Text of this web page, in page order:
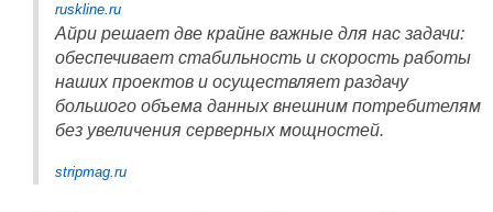
ruskline.ru
Айри решает две крайне важные для нас задачи:
обеспечивает стабильность и скорость работы
наших проектов и осуществляет раздачу
большого объема данных внешним потребителям
без увеличения серверных мощностей.
stripmag.ru